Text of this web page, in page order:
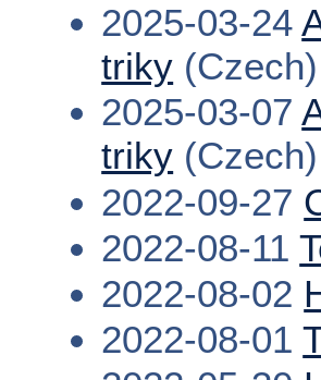
2025-03-24
triky (Czech)
2025-03-07
triky (Czech)
2022-09-27
2022-08-11
2022-08-02
2022-08-01